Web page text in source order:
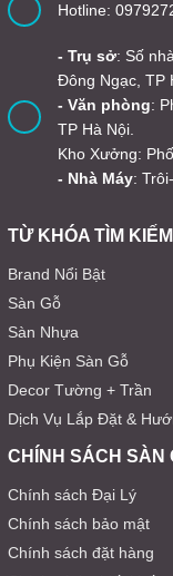
Hotline:
- Trụ sở: Số
Đông Ngạc, TP
- Văn phòng:
TP Hà Nội.
Kho Xưởng:
- Nhà Máy:
TỪ KHÓA TÌM KIẾM
Brand Nổi Bật
Sàn Gỗ
Sàn Nhựa
Phụ Kiện Sàn Gỗ
Decor Tường + Trần
Dịch Vụ Lắp Đặt &
CHÍNH SÁCH SÀN
Chính sách Đại Lý
Chính sách bảo mật
Chính sách đặt hàng